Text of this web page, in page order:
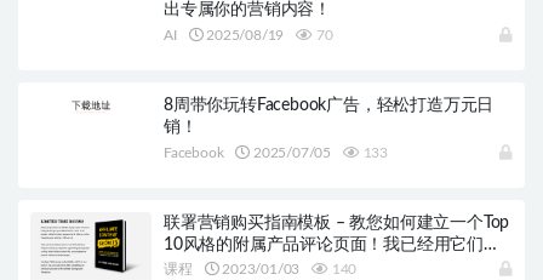
出专属你的营销内容！
AI 2025/08/19 70
8周带你玩转Facebook广告，轻松打造万元日
销！
Facebook 2025/07/05 133
联署营销购买指南模板 – 教您如何建立一个Top
10风格的附属产品评论页面！我已经用它们赚
了几十万刀的收入了
课程 2023/01/03 140